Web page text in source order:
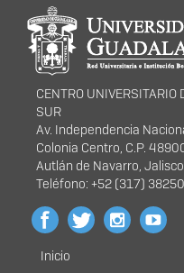
portal
CENTRO UNIVERSITARIO
SUR
Av. Independencia
Colonia Centro, C.P.
Autlán de Navarro, Jalisco,
Teléfono: +52 (317)
Menú
Inicio